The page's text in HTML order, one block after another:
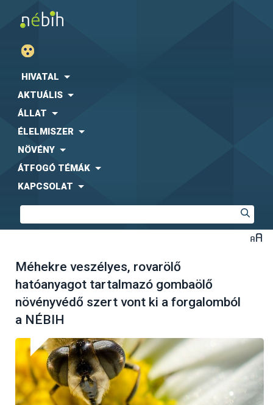
HIVATAL
AKTUÁLIS
ÁLLAT
ÉLELMISZER
NÖVÉNY
ÁTFOGÓ TÉMÁK
KAPCSOLAT
Méhekre veszélyes, rovarölő
hatóanyagot tartalmazó gombaölő
növényvédő szert vont ki a forgalomból
a NÉBIH